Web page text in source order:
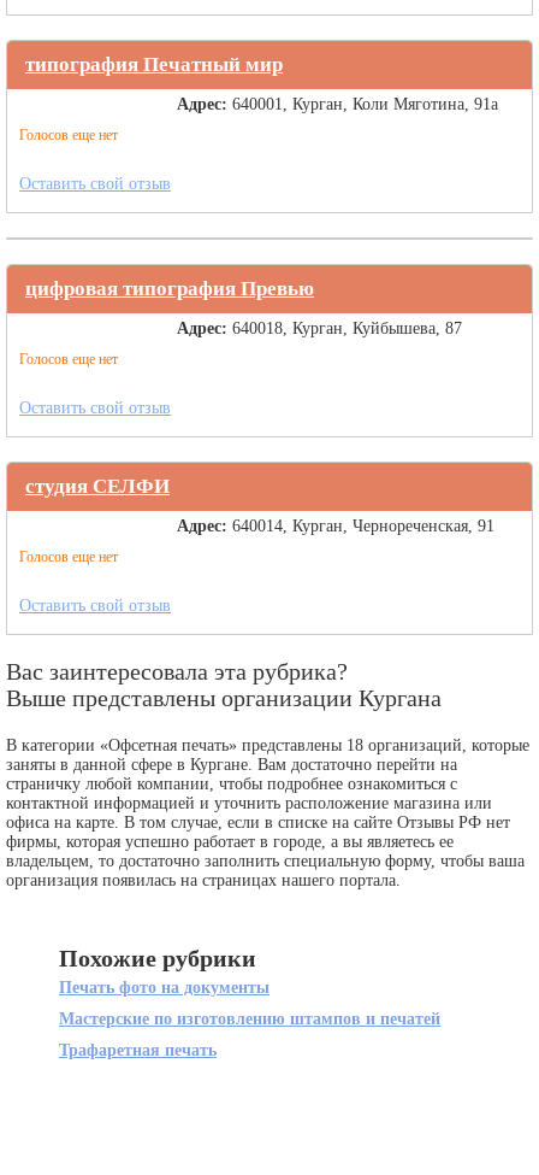
типография Печатный мир
Голосов еще нет
Адрес: 640001, Курган, Коли Мяготина, 91а
Оставить свой отзыв
цифровая типография Превью
Голосов еще нет
Адрес: 640018, Курган, Куйбышева, 87
Оставить свой отзыв
студия СЕЛФИ
Голосов еще нет
Адрес: 640014, Курган, Чернореченская, 91
Оставить свой отзыв
Вас заинтересовала эта рубрика?
Выше представлены организации Кургана
В категории «Офсетная печать» представлены 18 организаций, которые
заняты в данной сфере в Кургане. Вам достаточно перейти на
страничку любой компании, чтобы подробнее ознакомиться с
контактной информацией и уточнить расположение магазина или
офиса на карте. В том случае, если в списке на сайте Отзывы РФ нет
фирмы, которая успешно работает в городе, а вы являетесь ее
владельцем, то достаточно заполнить специальную форму, чтобы ваша
организация появилась на страницах нашего портала.
Похожие рубрики
Печать фото на документы
Мастерские по изготовлению штампов и печатей
Трафаретная печать